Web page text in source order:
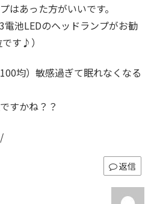
はあった方がいいです。
池LEDのヘッドランプがお勧
す♪）
均）敏感過ぎて眠れなくなる
すかね？？
返信